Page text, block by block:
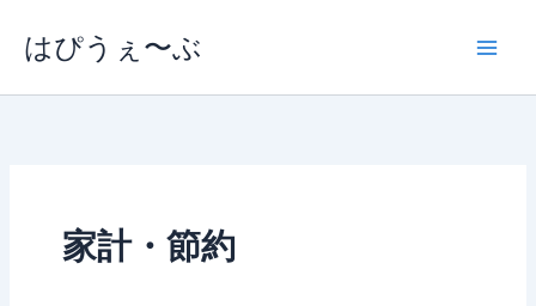
ス
はぴうぇ〜ぶ
家計・節約